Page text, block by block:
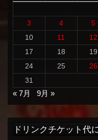
3
4 5
10
11 12
17
18 19
24
25 26
31
« 7月
9月 »
ドリンクチケット代